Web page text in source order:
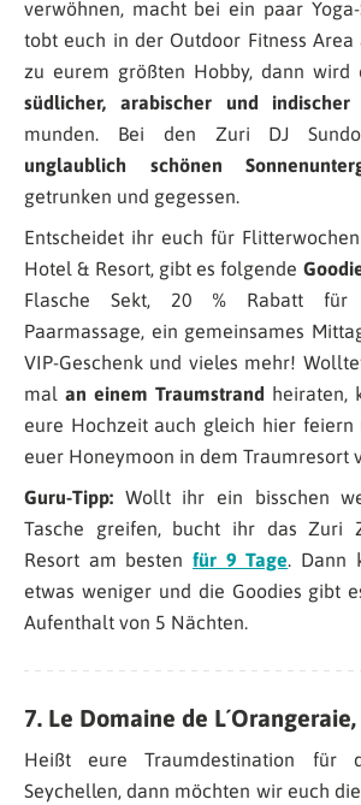
verwöhnen, macht bei ein paar
tobt euch in der Outdoor Fitness Area
zu eurem größten Hobby, dann wird
südlicher, arabischer und indischer
munden. Bei den Zuri DJ
unglaublich schönen
getrunken und gegessen.
Entscheidet ihr euch für
Hotel & Resort, gibt es folgende
Flasche Sekt, 20 % Rabatt
Paarmassage, ein gemeinsames
VIP-Geschenk und vieles mehr!
mal an einem Traumstrand heiraten,
eure Hochzeit auch gleich hier feiern
euer Honeymoon in dem Traumresort
Guru-Tipp: Wollt ihr ein bisschen
Tasche greifen, bucht ihr das Zuri
Resort am besten für 9 Tage. Dann
etwas weniger und die Goodies gibt
Aufenthalt von 5 Nächten.
7. Le Domaine de
Heißt eure Traumdestination für
Seychellen, dann möchten wir euch